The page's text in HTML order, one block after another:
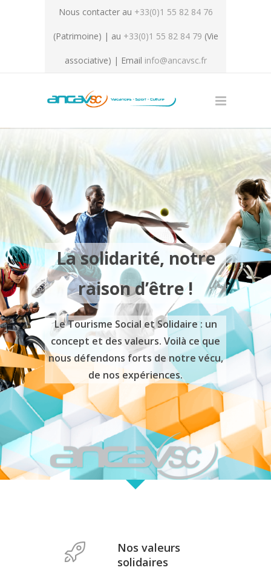
Nous contacter au +33(0)1 55 82 84 76
(Patrimoine) | au +33(0)1 55 82 84 79 (Vie
associative) | Email info@ancavsc.fr
La solidarité, notre
raison d’être !
Le Tourisme Social et Solidaire : un
concept et des valeurs. Voilà ce que
nous défendons forts de notre vécu,
de nos expériences.
Nos valeurs
solidaires